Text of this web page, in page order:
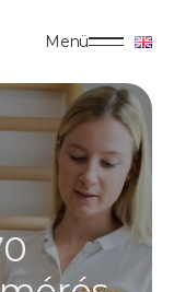
Menü